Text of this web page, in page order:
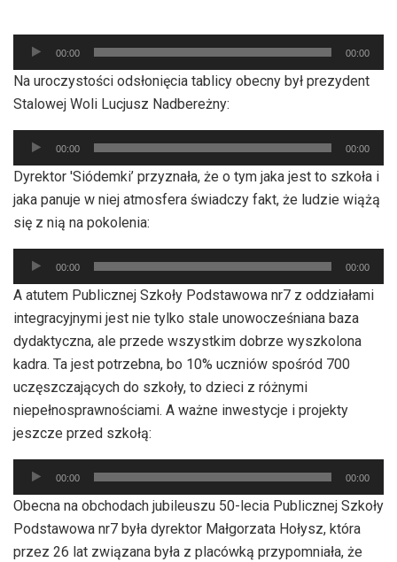
plików
dźwiękowych
00:00 00:00
Na uroczystości odsłonięcia tablicy obecny był prezydent
Stalowej Woli Lucjusz Nadbereżny:
Odtwarzacz
plików
dźwiękowych
00:00 00:00
Dyrektor 'Siódemki’ przyznała, że o tym jaka jest to szkoła i
jaka panuje w niej atmosfera świadczy fakt, że ludzie wiążą
się z nią na pokolenia:
Odtwarzacz
plików
dźwiękowych
00:00 00:00
A atutem Publicznej Szkoły Podstawowa nr7 z oddziałami
integracyjnymi jest nie tylko stale unowocześniana baza
dydaktyczna, ale przede wszystkim dobrze wyszkolona
kadra. Ta jest potrzebna, bo 10% uczniów spośród 700
uczęszczających do szkoły, to dzieci z różnymi
niepełnosprawnościami. A ważne inwestycje i projekty
jeszcze przed szkołą:
Odtwarzacz
plików
dźwiękowych
00:00 00:00
Obecna na obchodach jubileuszu 50-lecia Publicznej Szkoły
Podstawowa nr7 była dyrektor Małgorzata Hołysz, która
przez 26 lat związana była z placówką przypomniała, że